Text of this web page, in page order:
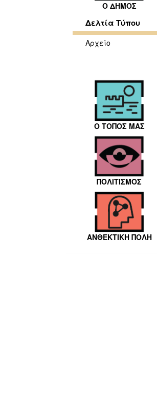
Ο ΔΗΜΟΣ
Δελτία Τύπου
Αρχείο
Ο ΤΟΠΟΣ ΜΑΣ
ΠΟΛΙΤΙΣΜΟΣ
ΑΝΘΕΚΤΙΚΗ ΠΟΛΗ